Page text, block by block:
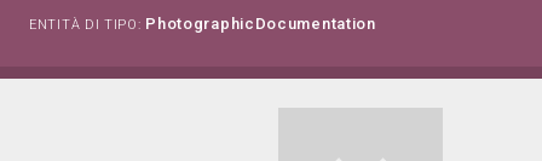
ENTITÀ DI TIPO: PhotographicDocumentation